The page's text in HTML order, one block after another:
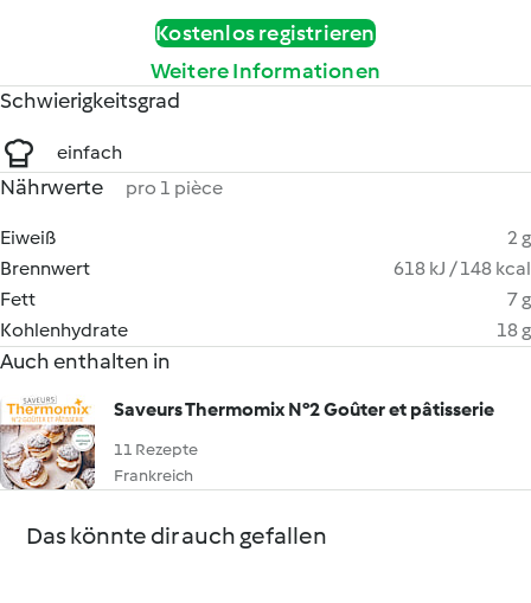
Kostenlos registrieren
Weitere Informationen
Schwierigkeitsgrad
einfach
Nährwerte pro 1 pièce
Eiweiß
2 g
Brennwert
618 kJ / 148 kcal
Fett
7 g
Kohlenhydrate
18 g
Auch enthalten in
Saveurs Thermomix N°2 Goûter et pâtisserie
11 Rezepte
Frankreich
Das könnte dir auch gefallen